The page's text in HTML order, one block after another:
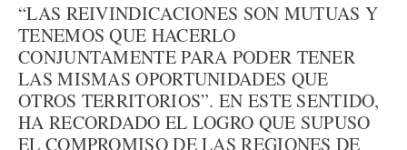
“LAS REIVINDICACIONES SON MUTUAS Y
TENEMOS QUE HACERLO
CONJUNTAMENTE PARA PODER TENER
LAS MISMAS OPORTUNIDADES QUE
OTROS TERRITORIOS”. EN ESTE SENTIDO,
HA RECORDADO EL LOGRO QUE SUPUSO
EL COMPROMISO DE LAS REGIONES DE